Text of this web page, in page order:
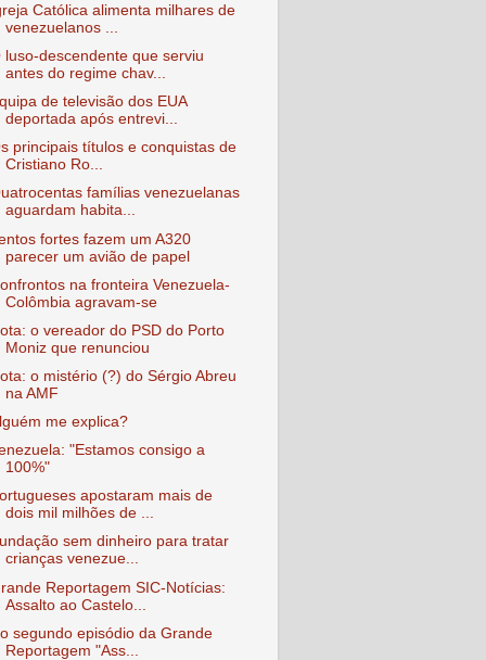
Católica alimenta milhares de
venezuelanos ...
luso-descendente que serviu
antes do regime chav...
de televisão dos EUA
deportada após entrevi...
principais títulos e conquistas de
Cristiano Ro...
famílias venezuelanas
aguardam habita...
fortes fazem um A320
parecer um avião de papel
na fronteira Venezuela-
Colômbia agravam-se
o vereador do PSD do Porto
Moniz que renunciou
o mistério (?) do Sérgio Abreu
na AMF
me explica?
"Estamos consigo a
100%"
apostaram mais de
dois mil milhões de ...
sem dinheiro para tratar
crianças venezue...
Reportagem SIC-Notícias:
Assalto ao Castelo...
segundo episódio da Grande
Reportagem "Ass...